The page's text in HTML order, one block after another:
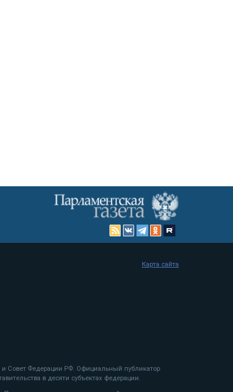
и Совет Федерации РФ. Официальный публикатор
в десяти субъектах федерации.
Карта сайта